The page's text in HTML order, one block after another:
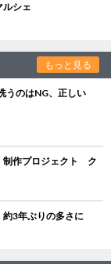
ルシェ
もっと見る
うのはNG、正しい
制作プロジェクト ク
3年ぶりの多さに